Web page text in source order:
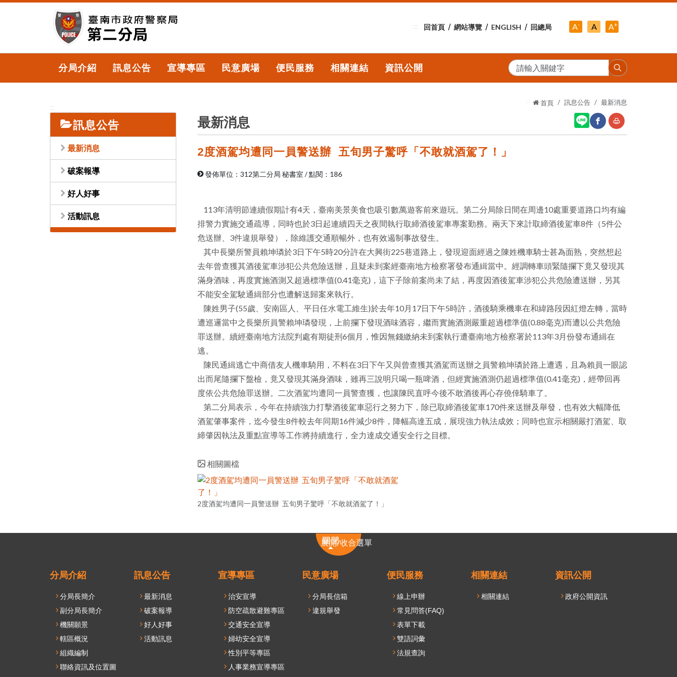
跳
內
::: 回首頁 網站導覽 ENGLISH 回總局 A-
級
A中
A+
級
分局介紹 訊息公告 宣導專區 民意廣場 便民服務 相關連結 資訊公開
搜
尋
:::
訊息公告
最新消息
破案報導
好人好事
活動訊息
::: 首頁 訊息公告 最新消息
最新消息
至
facebook
2度酒駕均遭同一員警送辦 五旬男子驚呼「不敢就酒駕了！」
發佈單位：312第二分局 秘書室 /點閱：186
113年清明節連續假期計有4天，臺南美景美食也吸引數萬遊客前來遊玩。第二分局除日間在周邊10處重要道路口均有編
排警力實施交通疏導，同時也於3日起連續四天之夜間執行取締酒後駕車專案勤務。兩天下來計取締酒後駕車8件（5件公
危送辦、3件違規舉發），除維護交通順暢外，也有效遏制事故發生。
其中長樂所警員賴坤璘於3日下午5時20分許在大興街225巷道路上，發現迎面經過之陳姓機車騎士甚為面熟，突然想起
去年曾查獲其酒後駕車涉犯公共危險送辦，且疑未到案經臺南地方檢察署發布通緝當中。經調轉車頭緊隨攔下竟又發現其
滿身酒味，再度實施酒測又超過標準值(0.41毫克)，這下子除前案尚未了結，再度因酒後駕車涉犯公共危險遭送辦，另其
不能安全駕駛通緝部分也遭解送歸案來執行。
陳姓男子(55歲、安南區人、平日任水電工維生)於去年10月17日下午5時許，酒後騎乘機車在和緯路段因紅燈左轉，當時
遭巡邏當中之長樂所員警賴坤璘發現，上前攔下發現酒味酒容，繼而實施酒測嚴重超過標準值(0.88毫克)而遭以公共危險
罪送辦。續經臺南地方法院判處有期徒刑6個月，惟因無錢繳納未到案執行遭臺南地方檢察署於113年3月份發布通緝在
逃。
陳民通緝逃亡中商借友人機車騎用，不料在3日下午又與曾查獲其酒駕而送辦之員警賴坤璘於路上遭遇，且為賴員一眼認
出而尾隨攔下盤檢，竟又發現其滿身酒味，雖再三說明只喝一瓶啤酒，但經實施酒測仍超過標準值(0.41毫克)，經帶回再
度依公共危險罪送辦。二次酒駕均遭同一員警查獲，也讓陳民直呼今後不敢酒後再心存僥倖騎車了。
第二分局表示，今年在持續強力打擊酒後駕車惡行之努力下，除已取締酒後駕車170件來送辦及舉發，也有效大幅降低
酒駕肇事案件，迄今發生8件較去年同期16件減少8件，降幅高達五成，展現強力執法成效；同時也宣示相關嚴打酒駕、取
締肇因執法及重點宣導等工作將持續進行，全力達成交通安全行之目標。
相關圖檔
2度酒駕均遭同一員警送辦 五旬男子驚呼「不敢就酒駕了！」
展開/收合選單
分局介紹
分局長簡介
副分局長簡介
機關願景
轄區概況
組織編制
聯絡資訊及位置圖
訊息公告
最新消息
破案報導
好人好事
活動訊息
宣導專區
治安宣導
防空疏散避難專區
交通安全宣導
婦幼安全宣導
性別平等專區
人事業務宣導專區
民意廣場
分局長信箱
違規舉發
便民服務
線上申辦
常見問答(FAQ)
表單下載
雙語詞彙
法規查詢
相關連結
相關連結
資訊公開
政府公開資訊